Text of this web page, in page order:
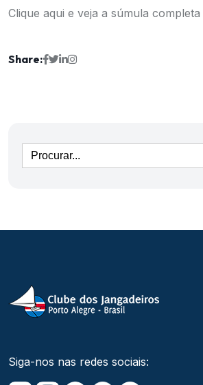
Clique aqui e veja a súmula completa
Share:
Siga-nos nas redes sociais: